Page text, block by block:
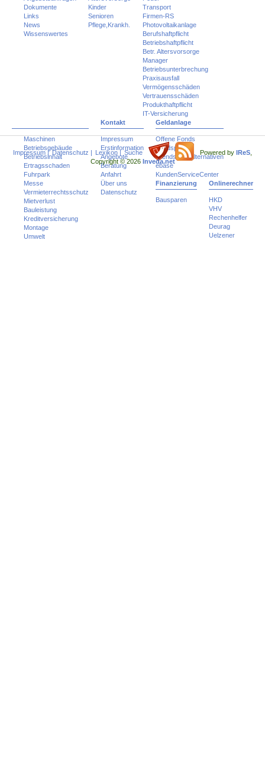
Dokumente
Links
News
Wissenswertes
Kinder
Senioren
Pflege,Krankh.
Transport
Firmen-RS
Photovoltaikanlage
Berufshaftpflicht
Betriebshaftpflicht
Betr. Altersvorsorge
Manager
Betriebsunterbrechung
Praxisausfall
Vermögensschäden
Vertrauensschäden
Produkthaftpflicht
IT-Versicherung
Maschinen
Betriebsgebäude
Betriebsinhalt
Ertragsschaden
Fuhrpark
Messe
Vermieterrechtsschutz
Mietverlust
Bauleistung
Kreditversicherung
Montage
Umwelt
Kontakt
Impressum
Erstinformation
Angebote
Beratung
Anfahrt
Über uns
Datenschutz
Geldanlage
Offene Fonds
Fondspolicen
Trends und Alternativen
ebase
KundenServiceCenter
Finanzierung
Bausparen
Onlinerechner
HKD
VHV
Rechenhelfer
Deurag
Uelzener
Impressum| Datenschutz | Lexikon| Suche Powered by IReS
Copyright © 2026 Inveda.net